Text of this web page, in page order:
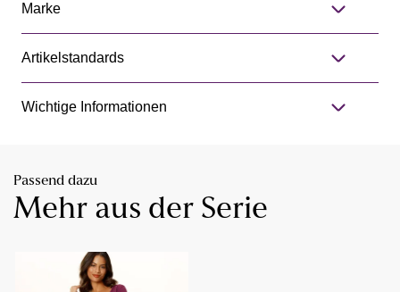
Marke
Artikelstandards
Wichtige Informationen
Passend dazu
Mehr aus der Serie